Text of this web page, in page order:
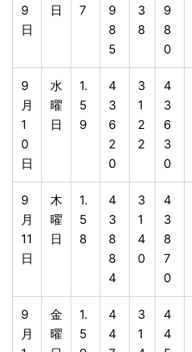
9
日
日
7
9
8
5
3
8
9
8
0
9
月
1
0
日
水
曜
日
1.
5
9
4
3
6
2
0
3
1
2
2
4
3
6
3
0
9
月
11
日
木
曜
日
1.
5
8
4
3
8
8
4
3
1
4
0
4
3
8
7
0
9
月
金
曜
1.
5
4
4
3
1
4
4